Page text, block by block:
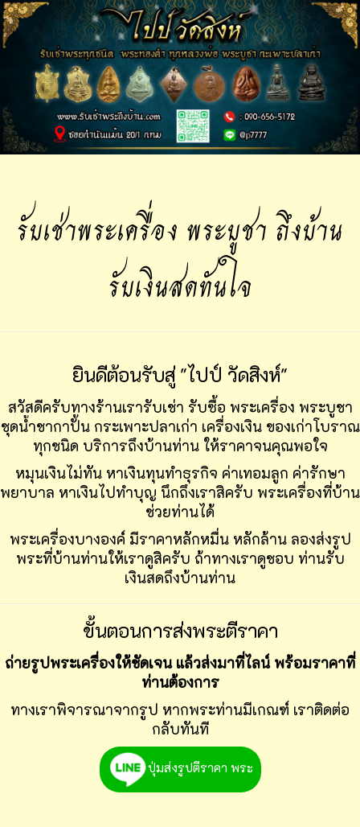
รับเช่าพระเครื่อง พระบูชา ถึงบ้าน
รับเงินสดทันใจ
ยินดีต้อนรับสู่ "ไปป์ วัดสิงห์"
สวัสดีครับทางร้านเรารับเช่า รับซื้อ พระเครื่อง พระบูชา
ชุดน้ำชากาปั้น กระเพาะปลาเก่า เครื่องเงิน ของเก่าโบราณ
ทุกชนิด บริการถึงบ้านท่าน ให้ราคาจนคุณพอใจ
หมุนเงินไม่ทัน หาเงินทุนทำธุรกิจ ค่าเทอมลูก ค่ารักษา
พยาบาล หาเงินไปทำบุญ นึกถึงเราสิครับ พระเครื่องที่บ้าน
ช่วยท่านได้
พระเครื่องบางองค์ มีราคาหลักหมื่น หลักล้าน ลองส่งรูป
พระที่บ้านท่านให้เราดูสิครับ ถ้าทางเราดูชอบ ท่านรับ
เงินสดถึงบ้านท่าน
ขั้นตอนการส่งพระตีราคา
ถ่ายรูปพระเครื่องให้ชัดเจน แล้วส่งมาที่ไลน์ พร้อมราคาที่
ท่านต้องการ
ทางเราพิจารณาจากรูป หากพระท่านมีเกณฑ์ เราติดต่อ
กลับทันที
ปุ่มส่งรูปตีราคา พระ